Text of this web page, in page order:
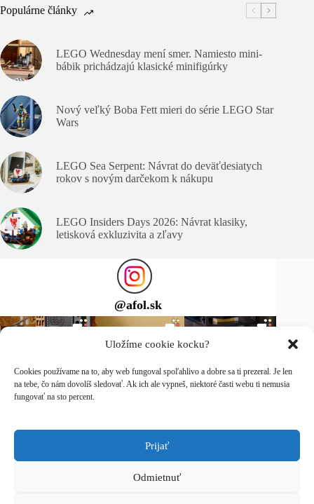
Uložíme cookie kocku?
Cookies používame na to, aby web fungoval spoľahlivo a dobre sa ti prezeral. Je len
na tebe, čo nám dovolíš sledovať. Ak ich ale vypneš, niektoré časti webu ti nemusia
fungovať na sto percent.
Prijať
Odmietnuť
Populárne články
LEGO Wednesday mení smer. Namiesto mini-
bábik prichádzajú klasické minifigúrky
Nový veľký Boba Fett mieri do série LEGO Star
Wars
LEGO Sea Serpent: Návrat do deväťdesiatych
rokov s novým darčekom k nákupu
LEGO Insiders Days 2026: Návrat klasiky,
letisková exkluzivita a zľavy
@afol.sk
Sleduj ma na Instagrame